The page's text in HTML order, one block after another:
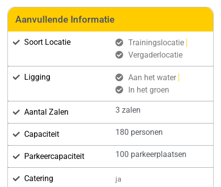
Aanvullende Informatie
Soort Locatie
Trainingslocatie
Vergaderlocatie
Ligging
Aan het water
In het groen
Aantal Zalen 3 zalen
Capaciteit 180 personen
Parkeercapaciteit 100 parkeerplaatsen
Catering ja